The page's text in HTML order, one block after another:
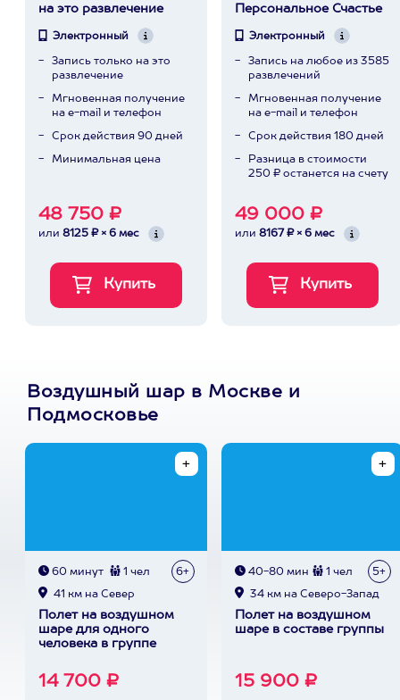
на это развлечение
Электронный
Запись только на это
развлечение
Мгновенная получение
на e-mail и телефон
Срок действия 90 дней
Минимальная цена
48 750 ₽
или 8125 ₽ × 6 мес
Персональное Счастье
Электронный
Запись на любое из 3585
развлечений
Мгновенная получение
на e-mail и телефон
Срок действия 180 дней
Разница в стоимости
250 ₽ останется на счету
49 000 ₽
или 8167 ₽ × 6 мес
Воздушный шар в Москве и
Подмосковье
60 минут 1 чел 6+
41 км на Север
Полет на воздушном
шаре для одного
человека в группе
14 700 ₽
40-80 мин 1 чел 5+
34 км на Северо-Запад
Полет на воздушном
шаре в составе группы
15 900 ₽